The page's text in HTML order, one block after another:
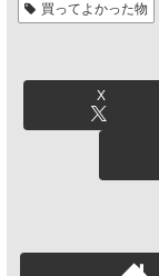
買ってよかった物
X